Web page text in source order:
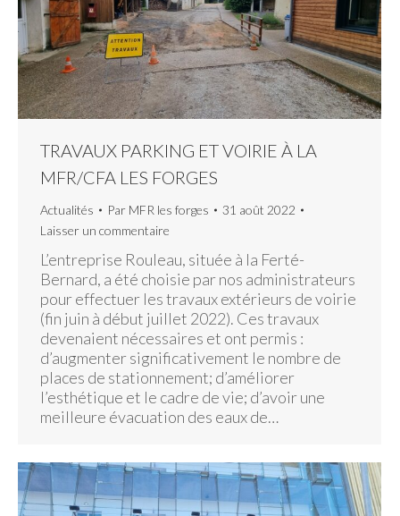
TRAVAUX PARKING ET VOIRIE À LA
MFR/CFA LES FORGES
Actualités Par MFR les forges
31 août 2022
Laisser un commentaire
L’entreprise Rouleau, située à la Ferté-
Bernard, a été choisie par nos administrateurs
pour effectuer les travaux extérieurs de voirie
(fin juin à début juillet 2022). Ces travaux
devenaient nécessaires et ont permis :
d’augmenter significativement le nombre de
places de stationnement; d’améliorer
l’esthétique et le cadre de vie; d’avoir une
meilleure évacuation des eaux de…